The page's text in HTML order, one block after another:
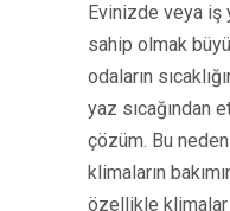
Evinizde veya
sahip olmak
odaların
yaz sıcağından
çözüm. Bu
klimaların
özellikle klimalar